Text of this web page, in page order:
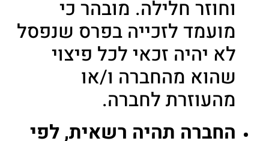
וחוזר חלילה. מובהר כי
מועמד לזכייה בפרס שנפסל
לא יהיה זכאי לכל פיצוי
שהוא מהחברה ו/או
מהעוזרת לחברה.
החברה תהיה רשאית, לפי